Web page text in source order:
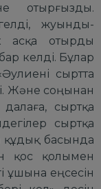
отырғызды.
жуынды-
асқа отырды
келді. Бұлар
сыртта
Және соңынан
далаға, сыртқа
сыртқа
құдық басында
қос қолымен
ұшына еңсесін